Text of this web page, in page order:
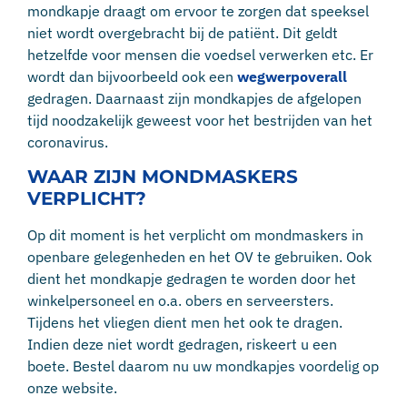
mondkapje draagt om ervoor te zorgen dat speeksel
niet wordt overgebracht bij de patiënt. Dit geldt
hetzelfde voor mensen die voedsel verwerken etc. Er
wordt dan bijvoorbeeld ook een wegwerpoverall
gedragen. Daarnaast zijn mondkapjes de afgelopen
tijd noodzakelijk geweest voor het bestrijden van het
coronavirus.
WAAR ZIJN MONDMASKERS
VERPLICHT?
Op dit moment is het verplicht om mondmaskers in
openbare gelegenheden en het OV te gebruiken. Ook
dient het mondkapje gedragen te worden door het
winkelpersoneel en o.a. obers en serveersters.
Tijdens het vliegen dient men het ook te dragen.
Indien deze niet wordt gedragen, riskeert u een
boete. Bestel daarom nu uw mondkapjes voordelig op
onze website.